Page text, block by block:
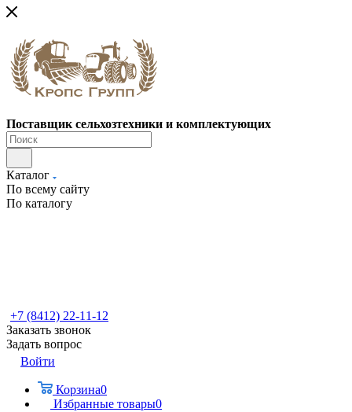
Поставщик сельхозтехники и комплектующих
Каталог
По всему сайту
По каталогу
+7 (8412) 22-11-12
Заказать звонок
Задать вопрос
Войти
Корзина0
Избранные товары0